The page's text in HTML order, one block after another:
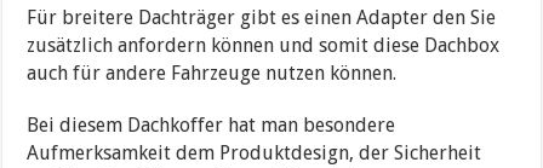
Für breitere Dachträger gibt es einen Adapter den Sie
zusätzlich anfordern können und somit diese Dachbox
auch für andere Fahrzeuge nutzen können.
Bei diesem Dachkoffer hat man besondere
Aufmerksamkeit dem Produktdesign, der Sicherheit